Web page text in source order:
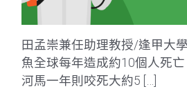
田孟崇兼任助理教授/逢甲大
魚全球每年造成約10個人死亡
河馬一年則咬死大約5 […]